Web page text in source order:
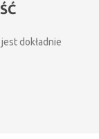
dokładnie